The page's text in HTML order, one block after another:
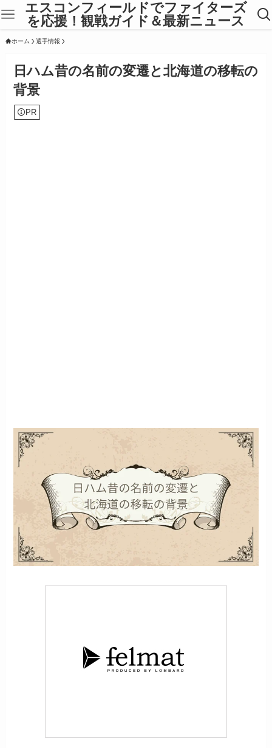
エスコンフィールドでファイターズ
を応援！観戦ガイド＆最新ニュース
ホーム 選手情報
日ハム昔の名前の変遷と北海道の移転の
背景
PR